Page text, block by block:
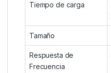
Tiempo de carga
Tamaño
Respuesta de
Frecuencia